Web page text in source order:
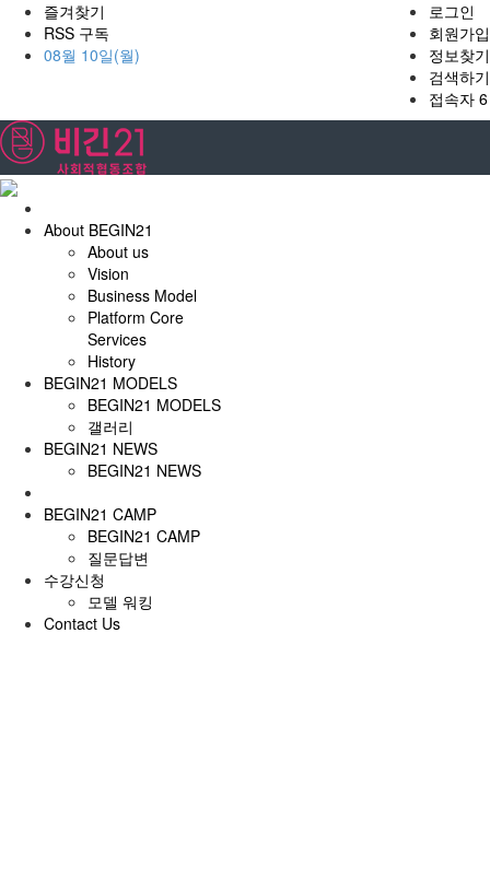
즐겨찾기
RSS 구독
08월 10일(월)
로그인
회원가입
정보찾기
검색하기
접속자 6
으
About BEGIN21
About us
Vision
Business Model
Platform Core
Services
History
BEGIN21 MODELS
BEGIN21 MODELS
갤러리
BEGIN21 NEWS
BEGIN21 NEWS
BEGIN21 CAMP
BEGIN21 CAMP
질문답변
수강신청
모델 워킹
Contact Us